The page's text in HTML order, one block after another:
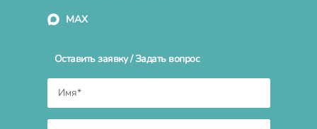
MAX
Оставить заявку / Задать вопрос